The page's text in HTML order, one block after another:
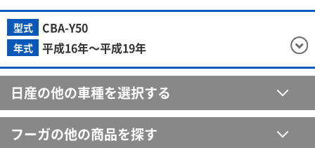
型式 CBA-Y50
年式 平成16年～平成19年
日産の他の車種を選択する
フーガの他の商品を探す